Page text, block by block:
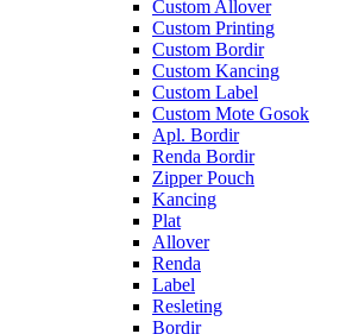
Custom Allover
Custom Printing
Custom Bordir
Custom Kancing
Custom Label
Custom Mote Gosok
Apl. Bordir
Renda Bordir
Zipper Pouch
Kancing
Plat
Allover
Renda
Label
Resleting
Bordir